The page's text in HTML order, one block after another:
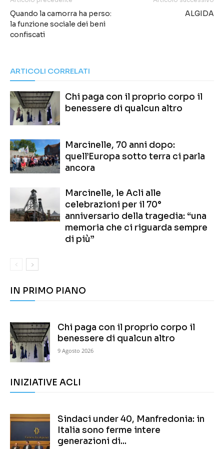
Quando la camorra ha perso:
la funzione sociale dei beni
confiscati
ALGIDA
ARTICOLI CORRELATI
Chi paga con il proprio corpo il
benessere di qualcun altro
Marcinelle, 70 anni dopo:
quell’Europa sotto terra ci parla
ancora
Marcinelle, le Acli alle
celebrazioni per il 70°
anniversario della tragedia: “una
memoria che ci riguarda sempre
di più”
IN PRIMO PIANO
Chi paga con il proprio corpo il
benessere di qualcun altro
9 Agosto 2026
INIZIATIVE ACLI
Sindaci under 40, Manfredonia: in
Italia sono ferme intere
generazioni di...